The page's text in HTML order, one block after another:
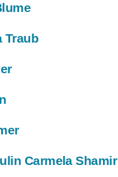
Traub
Carmela Shamir